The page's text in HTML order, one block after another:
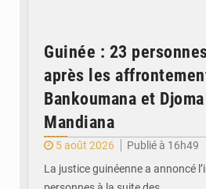
Guinée : 23
après les
Bankoumana et
Mandiana
5 août 2026
Publié à 16h49
La justice guinéenne a annoncé